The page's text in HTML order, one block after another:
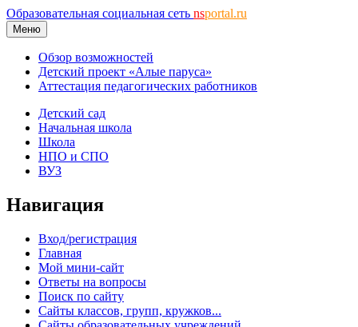
Образовательная социальная сеть nsportal.ru
Меню
Обзор возможностей
Детский проект «Алые паруса»
Аттестация педагогических работников
Детский сад
Начальная школа
Школа
НПО и СПО
ВУЗ
Навигация
Вход/регистрация
Главная
Мой мини-сайт
Ответы на вопросы
Поиск по сайту
Сайты классов, групп, кружков...